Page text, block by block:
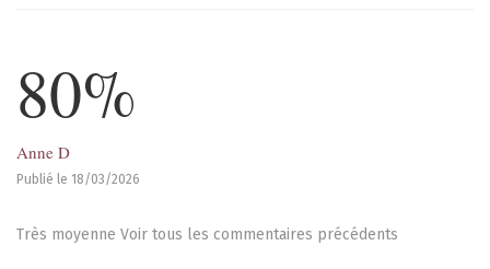
80%
Anne D
Publié le 18/03/2026
Très moyenne Voir tous les commentaires précédents